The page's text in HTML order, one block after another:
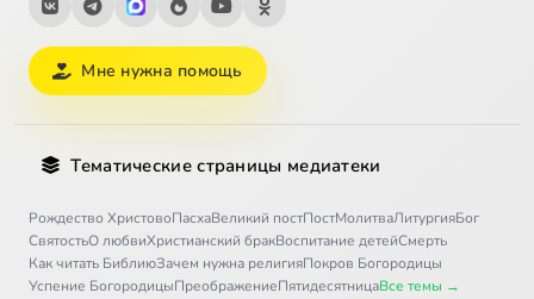
Мне нужна помощь
Тематические страницы медиатеки
Рождество ХристовоПасхаВеликий постПостМолитваЛитургияБог
СвятостьО любвиХристианский бракВоспитание детейСмерть
Как читать БиблиюЗачем нужна религияПокров Богородицы
Успение БогородицыПреображениеПятидесятницаВсе темы →